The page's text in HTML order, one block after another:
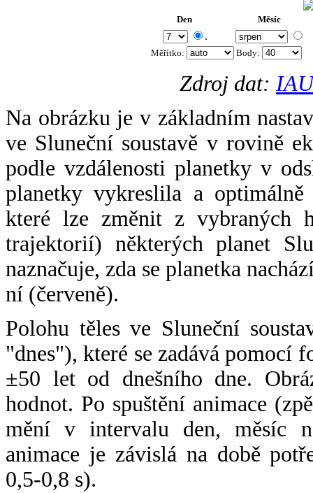
Den Měsíc
.
Měřítko: Body:
Zdroj dat:
Na obrázku je v základním
ve Sluneční soustavě v rovině
podle vzdálenosti planetky v
planetky vykreslila a
které lze změnit z vybraných
trajektorií) některých planet
naznačuje, zda se planetka
ní (červeně).
Polohu těles ve Sluneční
"dnes"), které se zadává pomocí
±50 let od dnešního dne.
hodnot. Po spuštění animace
mění v intervalu den, měsíc
animace je závislá na době
0,5-0,8 s).